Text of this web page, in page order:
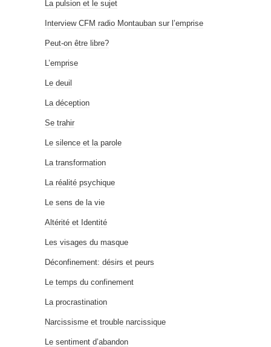
La pulsion et le sujet
Interview CFM radio Montauban sur l’emprise
Peut-on être libre?
L’emprise
Le deuil
La déception
Se trahir
Le silence et la parole
La transformation
La réalité psychique
Le sens de la vie
Altérité et Identité
Les visages du masque
Déconfinement: désirs et peurs
Le temps du confinement
La procrastination
Narcissisme et trouble narcissique
Le sentiment d’abandon